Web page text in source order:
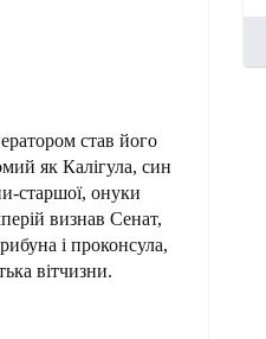
став його
як Калігула, син
старшої, онуки
визнав Сенат,
і проконсула,
вітчизни.